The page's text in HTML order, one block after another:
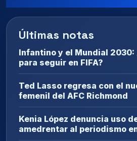
Últimas notas
Infantino y el Mundial 2030:
para seguir en FIFA?
Ted Lasso regresa con el
femenil del AFC Richmond
Kenia López denuncia uso
amedrentar al periodismo